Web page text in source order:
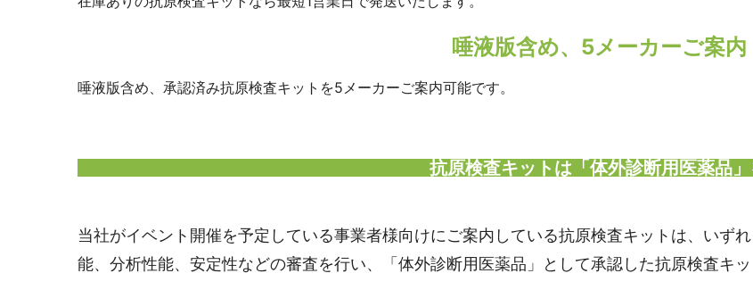
唾液版含め、5メーカーご案内
唾液版含め、承認済み抗原検査キットを5メーカーご案内可能です。
抗原検査キットは「体外診断用医薬品
当社がイベント開催を予定している事業者様向けにご案内している抗原検査キットは、いず
能、分析性能、安定性などの審査を行い、「体外診断用医薬品」として承認した抗原検査キッ